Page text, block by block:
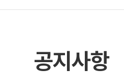
공지사항